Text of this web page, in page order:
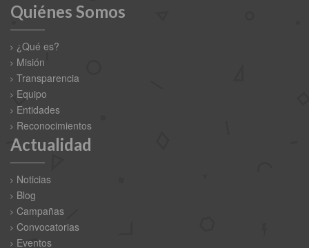
Quiénes Somos
¿Qué es?
Misión
Transparencia
Equipo
Entidades
Reconocimientos
Actualidad
Noticias
Blog
Campañas
Convocatorias
Eventos